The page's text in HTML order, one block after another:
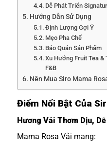
Dễ Phát Triển
Hướng Dẫn Sử Dụng
Định Lượng Gợi Ý
Mẹo Pha Chế
Bảo Quản Sản Phẩm
Xu Hướng Fruit Tea
F&B
Nên Mua Siro Mama
Điểm Nổi Bật Của
Hương Vải Thơm Dịu,
Mama Rosa Vải mang: